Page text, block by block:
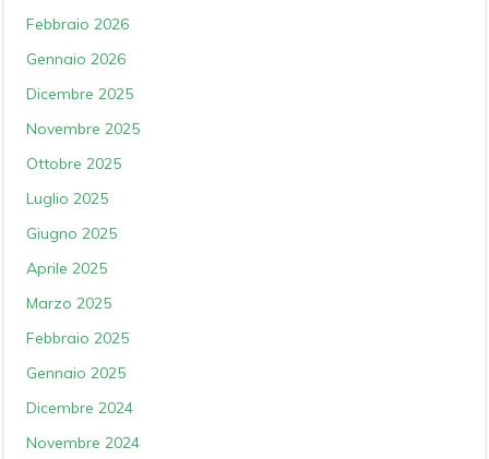
Febbraio 2026
Gennaio 2026
Dicembre 2025
Novembre 2025
Ottobre 2025
Luglio 2025
Giugno 2025
Aprile 2025
Marzo 2025
Febbraio 2025
Gennaio 2025
Dicembre 2024
Novembre 2024